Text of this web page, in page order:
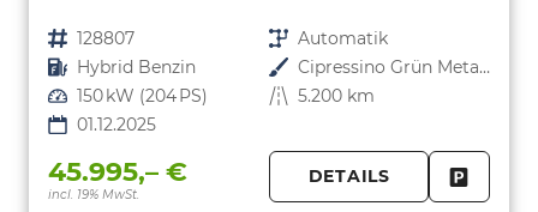
Fahrzeugnr. 128807 Getriebe Automatik
Kraftstoff Hybrid Benzin Außenfarbe
Cipressino Grün Metallic
Leistung 150 kW (204 PS) Kilometerstand 5.200 km
01.12.2025
45.995,– €
incl. 19% MwSt.
DETAILS